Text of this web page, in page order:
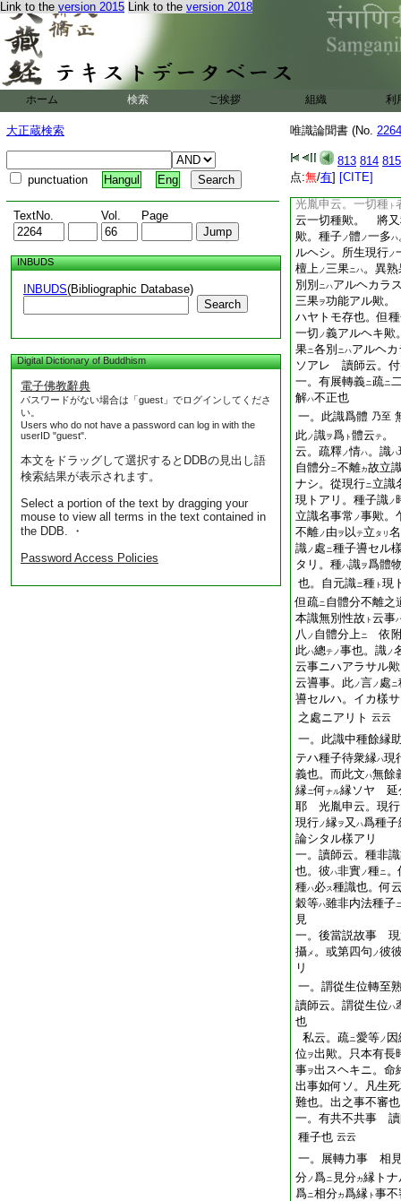
Link to the version 2015 Link to the version 2018
ホーム 検索 ご挨拶 組織 利
大正蔵検索
punctuation Hangul Eng
TextNo. Vol. Page
INBUDS
INBUDS(Bibliographic Database)
Search
Digital Dictionary of Buddhism
電子佛教辭典
パスワードがない場合は「guest」でログインしてくださ
い。
Users who do not have a password can log in with the
userID "guest".
本文をドラッグして選択するとDDBの見出し語
検索結果が表示されます。
Select a portion of the text by dragging your
mouse to view all terms in the text contained in
the DDB. ・
Password Access Policies
唯識論聞書 (No.
813 814 815
点:無/有] [CITE]
讀師云。上
親生
親ハ顯名言ヲ
也 延公云。古
左
故。對
知。自分自分
因
云云 光胤申云。
引自果
一。此生等流 乃至
人法
光胤申云。一切種 ト
云一切種歟。 將又
歟。種子ノ體 ノ一多ハ
ルヘシ。所生現行ノ
檀上ノ三果ニハ。異熟
別別 ニハアルヘカラ
三果ヲ功能アル歟
ハヤトモ存也。但
一切 ノ義アルヘキ歟
果ニ各別 ニハアルヘ
ソアレ 讀師云。付
一。有展轉義ニ疏ニ
解ハ不正也
一。此識爲體 乃至
此ノ識ヲ爲 ト 體云テ。
云。疏釋ノ情ハ。識ハ
自體分ニ不離カ故立
ナシ。從現行ニ立識
現トアリ。種子識ノ
立識名事常 ノ事歟。
不離ノ 由 ヲ 以テ立 タリ
識ノ 處ニ種子噵セル
タリ。種ハ識ヲ爲體
也。自元識ニ種 ト 現
但疏ニ自體分不離之
本識無別性故 ト 云事
八 ノ 自體分上ニ
依
此ハ總テノ事也。識ノ
云事ニハアラサル
云噵事。此ノ言ノ 處ニ
噵セルハ。イカ樣
之處ニアリト 云云
一。此識中種餘縁
テハ種子待衆縁ハ現
義也。而此文ハ無餘
縁ニ何ナル縁ソヤ 延
耶 光胤申云。現行
現行ノ縁ヲ 又 ハ爲種子
論シタル樣アリ
一。讀師云。種非
也。彼ハ非實ノ種ニ
種ハ必ス種識也。何
穀等ハ雖非内法種子
見
一。後當説故事 現
攝メ 。或第四句 ノ彼
リ
一。謂從生位轉至
讀師云。謂從生位ハ
也
私云。疏ニ愛等ノ
位 ヲ出歟。只本有長
事ヲ出スヘキニ。命
出事如何ソ。凡生
難也。出之事不審也
一。有共不共事 讀
種子也 云云
一。展轉力事 相
分ノ爲ニ 見分カ縁トナ
爲ニ相分カ爲縁 ト 事不